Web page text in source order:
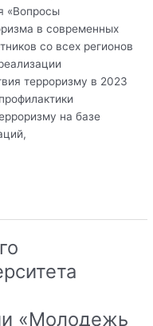
«Вопросы
в современных
со всех регионов
терроризму в 2023
на базе
«Молодежь